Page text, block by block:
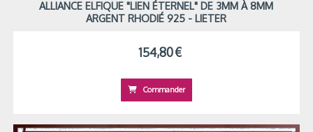
ALLIANCE ELFIQUE "LIEN ÉTERNEL" DE 3MM À 8MM
ARGENT RHODIÉ 925 - LIETER
154,80€
Commander